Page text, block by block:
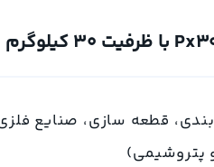
قطعه سازی، صنایع
پتروشیمی)